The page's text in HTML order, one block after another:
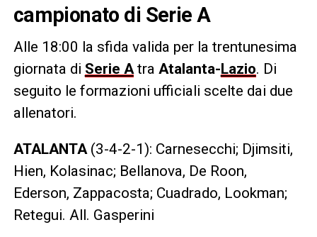
campionato di Serie A
Alle 18:00 la sfida valida per la trentunesima
giornata di Serie Atra Atalanta- Lazio. Di
seguito le formazioni ufficiali scelte dai due
allenatori.
ATALANTA (3-4-2-1): Carnesecchi; Djimsiti,
Hien, Kolasinac; Bellanova, De Roon,
Ederson, Zappacosta; Cuadrado, Lookman;
Retegui. All. Gasperini